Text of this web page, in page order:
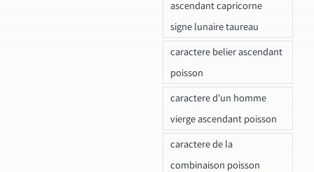
ascendant capricorne
signe lunaire taureau
caractere belier ascendant
poisson
caractere d'un homme
vierge ascendant poisson
caractere de la
combinaison poisson